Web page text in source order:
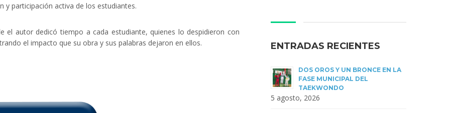
y participación activa de los estudiantes.
el autor dedicó tiempo a cada estudiante, quienes lo despidieron con
el impacto que su obra y sus palabras dejaron en ellos.
ENTRADAS RECIENTES
DOS OROS Y UN BRONCE EN LA
FASE MUNICIPAL DEL
TAEKWONDO
5 agosto, 2026